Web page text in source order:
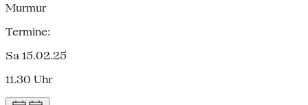
Murmur
Termine:
Sa 15.02.25
11.30 Uhr